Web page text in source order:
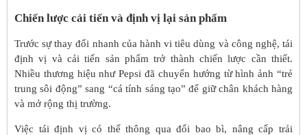
Chiến lược cải tiến và định vị lại sản phẩm
Trước sự thay đổi nhanh của hành vi tiêu dùng và công nghệ, tái
định vị và cải tiến sản phẩm trở thành chiến lược cần thiết.
Nhiều thương hiệu như Pepsi đã chuyển hướng từ hình ảnh “trẻ
trung sôi động” sang “cá tính sáng tạo” để giữ chân khách hàng
và mở rộng thị trường.
Việc tái định vị có thể thông qua đổi bao bì, nâng cấp trải